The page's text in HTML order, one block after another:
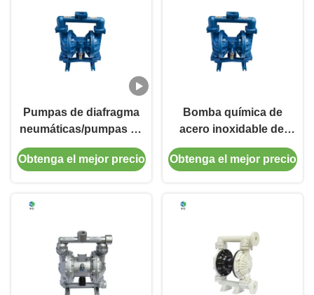
Pumpas de diafragma
neumáticas/pumpas de
doble diafragma (QBY)
cabeza de succión alta
Obtenga el mejor precio
Bomba química de
acero inoxidable del
diafragma neumático de
QBY - autocebante,
Obtenga el mejor precio